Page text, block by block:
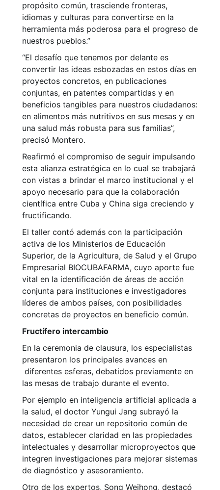
propósito común, trasciende fronteras,
idiomas y culturas para convertirse en la
herramienta más poderosa para el progreso de
nuestros pueblos.”
“El desafío que tenemos por delante es
convertir las ideas esbozadas en estos días en
proyectos concretos, en publicaciones
conjuntas, en patentes compartidas y en
beneficios tangibles para nuestros ciudadanos:
en alimentos más nutritivos en sus mesas y en
una salud más robusta para sus familias”,
precisó Montero.
Reafirmó el compromiso de seguir impulsando
esta alianza estratégica en lo cual se trabajará
con vistas a brindar el marco institucional y el
apoyo necesario para que la colaboración
científica entre Cuba y China siga creciendo y
fructificando.
El taller contó además con la participación
activa de los Ministerios de Educación
Superior, de la Agricultura, de Salud y el Grupo
Empresarial BIOCUBAFARMA, cuyo aporte fue
vital en la identificación de áreas de acción
conjunta para instituciones e investigadores
líderes de ambos países, con posibilidades
concretas de proyectos en beneficio común.
Fructífero intercambio
En la ceremonia de clausura, los especialistas
presentaron los principales avances en
diferentes esferas, debatidos previamente en
las mesas de trabajo durante el evento.
Por ejemplo en inteligencia artificial aplicada a
la salud, el doctor Yungui Jang subrayó la
necesidad de crear un repositorio común de
datos, establecer claridad en las propiedades
intelectuales y desarrollar microproyectos que
integren investigaciones para mejorar sistemas
de diagnóstico y asesoramiento.
Otro de los expertos, Song Weihong, destacó